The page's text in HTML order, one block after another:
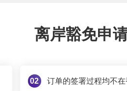
离岸豁免申
02 订单的签署过程均不在